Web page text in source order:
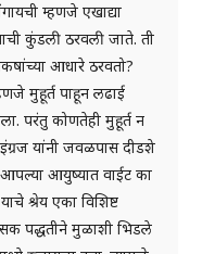
म्हणजे एखाद्या
कुंडली ठरवली जाते. ती
आधारे ठरवतो?
मुहूर्त पाहून लढाई
परंतु कोणतेही मुहूर्त न
यांनी जवळपास दीडशे
आपल्या आयुष्यात वाईट का
श्रेय एका विशिष्ट
पद्धतीने मुळाशी भिडले